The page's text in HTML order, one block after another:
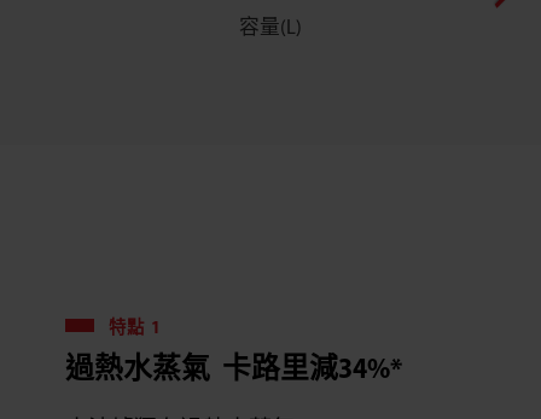
容量(L)
特點 1
過熱水蒸氣 卡路里減34%*